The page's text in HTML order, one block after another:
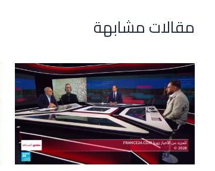
مقالات مشابهة